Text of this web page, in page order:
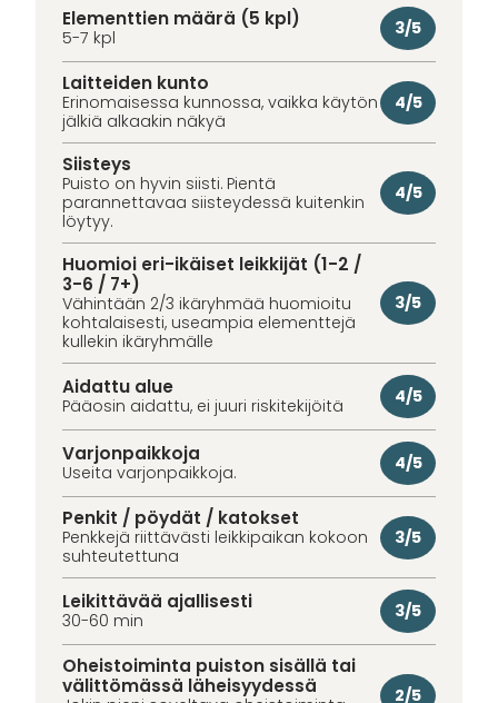
Elementtien määrä (5 kpl)
5-7 kpl 3/5
Laitteiden kunto
Erinomaisessa kunnossa, vaikka käytön
jälkiä alkaakin näkyä
4/5
Siisteys
Puisto on hyvin siisti. Pientä
parannettavaa siisteydessä kuitenkin
löytyy.
4/5
Huomioi eri-ikäiset leikkijät (1-2 /
3-6 / 7+)
Vähintään 2/3 ikäryhmää huomioitu
kohtalaisesti, useampia elementtejä
kullekin ikäryhmälle
3/5
Aidattu alue
Pääosin aidattu, ei juuri riskitekijöitä 4/5
Varjonpaikkoja
Useita varjonpaikkoja. 4/5
Penkit / pöydät / katokset
Penkkejä riittävästi leikkipaikan kokoon
suhteutettuna
3/5
Leikittävää ajallisesti
30-60 min 3/5
Oheistoiminta puiston sisällä tai
välittömässä läheisyydessä
2/5